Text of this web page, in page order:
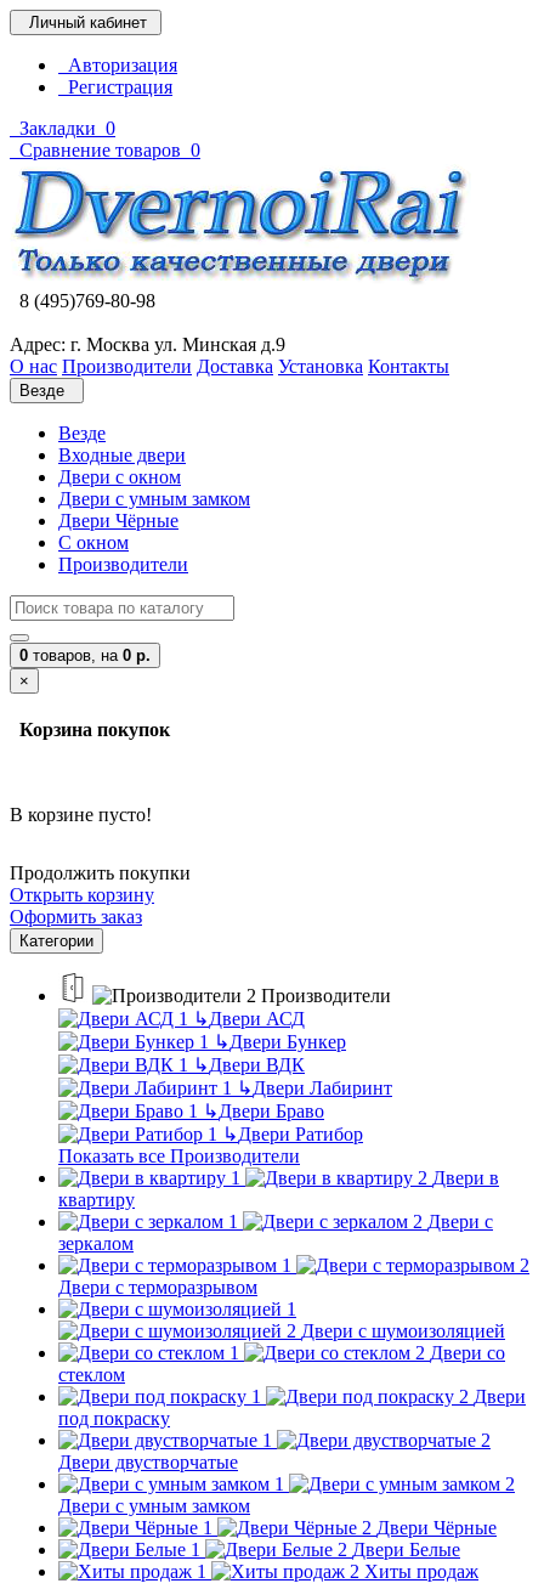
Личный кабинет
Авторизация
Регистрация
Закладки 0
Сравнение товаров 0
8 (495)769-80-98
Адрес: г. Москва ул. Минская д.9
О нас Производители Доставка Установка Контакты
Везде
Везде
Входные двери
Двери с окном
Двери с умным замком
Двери Чёрные
C окном
Производители
0 товаров, на 0 р.
×
Корзина покупок
В корзине пусто!
Продолжить покупки
Открыть корзину
Оформить заказ
Категории
Производители
↳Двери АСД
↳Двери Бункер
↳Двери ВДК
↳Двери Лабиринт
↳Двери Браво
↳Двери Ратибор
Показать все Производители
Двери в
квартиру
Двери с
зеркалом
Двери с терморазрывом
Двери с шумоизоляцией
Двери со
стеклом
Двери
под покраску
Двери двустворчатые
Двери с умным замком
Двери Чёрные
Двери Белые
Хиты продаж